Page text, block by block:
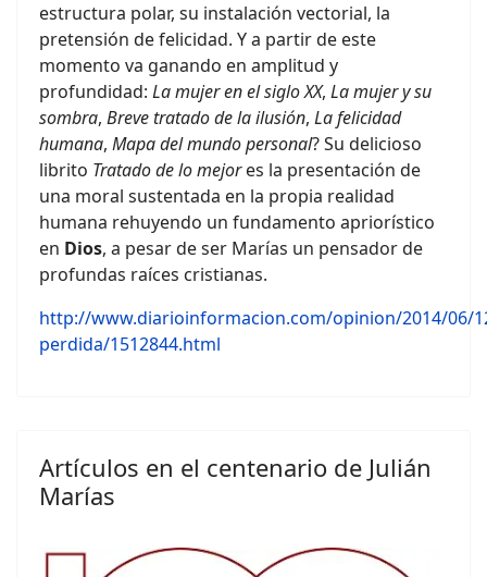
estructura polar, su instalación vectorial, la
pretensión de felicidad. Y a partir de este
momento va ganando en amplitud y
profundidad: La mujer en el siglo XX, La mujer y su
sombra, Breve tratado de la ilusión, La felicidad
humana, Mapa del mundo personal? Su delicioso
librito Tratado de lo mejores la presentación de
una moral sustentada en la propia realidad
humana rehuyendo un fundamento apriorístico
en Dios, a pesar de ser Marías un pensador de
profundas raíces cristianas.
http://www.diarioinformacion.com/opinion/2014/06/
perdida/1512844.html
Artículos en el centenario de Julián
Marías